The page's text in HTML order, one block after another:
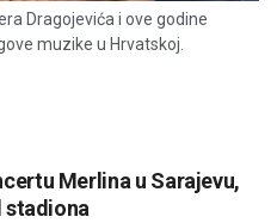
Dragojevića i ove godine
muzike u Hrvatskoj.
Merlina u Sarajevu,